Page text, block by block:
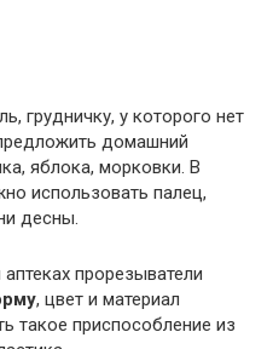
грудничку, у которого нет
домашний
яблока, морковки. В
использовать палец,
десны.
прорезыватели
, цвет и материал
такое приспособление из